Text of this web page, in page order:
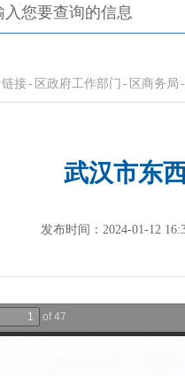
接- 区政府工作部门 - 区商务局 -
武汉市东
发布时间：2024-01-12